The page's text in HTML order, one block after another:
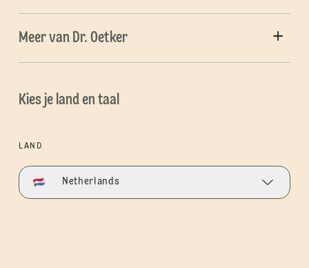
Meer van Dr. Oetker
Kies je land en taal
LAND
Netherlands